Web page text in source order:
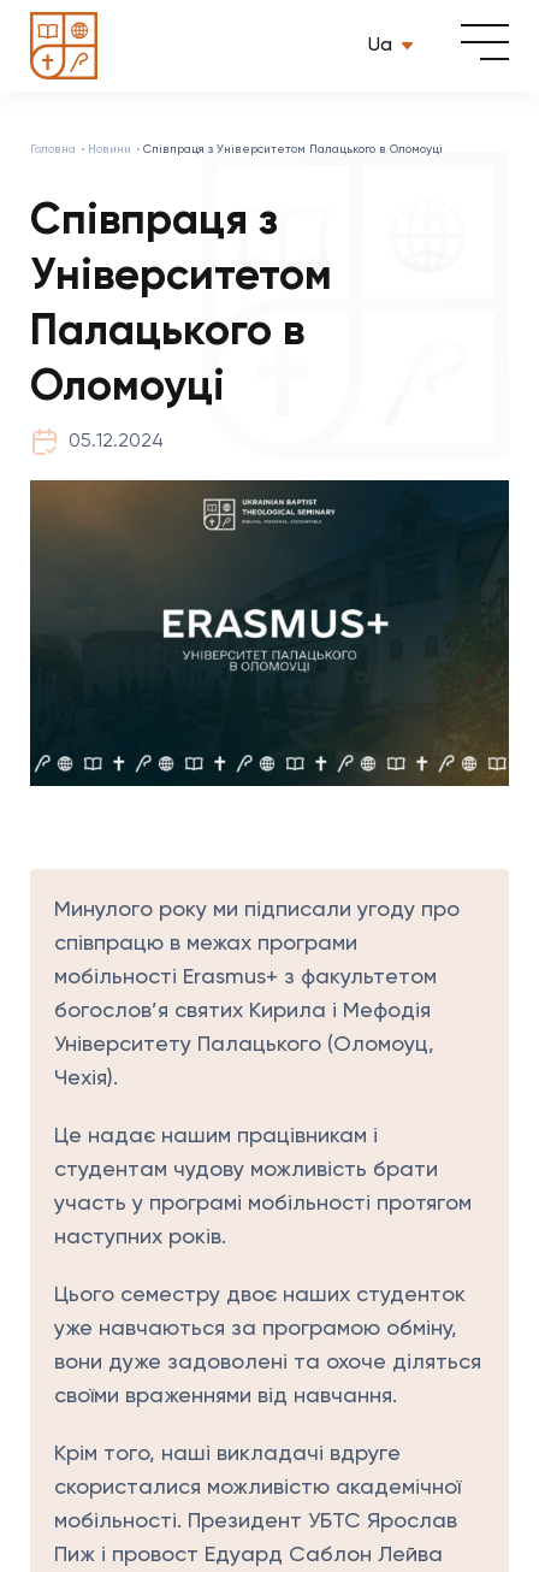
Ua
Головна Новини Співпраця з Університетом Палацького в Оломоуці
Співпраця з
Університетом
Палацького в
Оломоуці
05.12.2024
Минулого року ми підписали угоду про
співпрацю в межах програми
мобільності Erasmus+ з факультетом
богослов’я святих Кирила і Мефодія
Університету Палацького (Оломоуц,
Чехія).
Це надає нашим працівникам і
студентам чудову можливість брати
участь у програмі мобільності протягом
наступних років.
Цього семестру двоє наших студенток
уже навчаються за програмою обміну,
вони дуже задоволені та охоче діляться
своїми враженнями від навчання.
Крім того, наші викладачі вдруге
скористалися можливістю академічної
мобільності. Президент УБТС Ярослав
Пиж і провост Едуард Саблон Лейва